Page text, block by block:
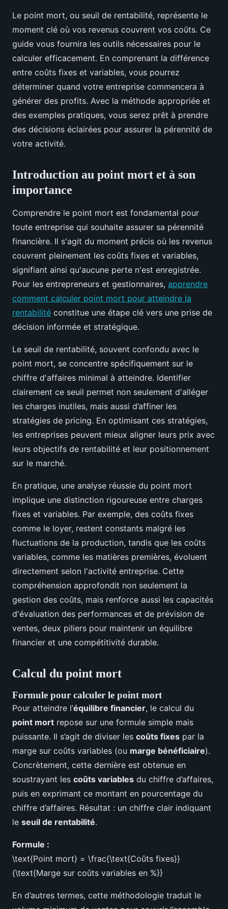
Le point mort, ou seuil de rentabilité, représente le
moment clé où vos revenus couvrent vos coûts. Ce
guide vous fournira les outils nécessaires pour le
calculer efficacement. En comprenant la différence
entre coûts fixes et variables, vous pourrez
déterminer quand votre entreprise commencera à
générer des profits. Avec la méthode appropriée et
des exemples pratiques, vous serez prêt à prendre
des décisions éclairées pour assurer la pérennité de
votre activité.
Introduction au point mort et à son
importance
Comprendre le point mort est fondamental pour
toute entreprise qui souhaite assurer sa pérennité
financière. Il s'agit du moment précis où les revenus
couvrent pleinement les coûts fixes et variables,
signifiant ainsi qu'aucune perte n'est enregistrée.
Pour les entrepreneurs et gestionnaires, apprendre
comment calculer point mort pour atteindre la
rentabilité constitue une étape clé vers une prise de
décision informée et stratégique.
Le seuil de rentabilité, souvent confondu avec le
point mort, se concentre spécifiquement sur le
chiffre d'affaires minimal à atteindre. Identifier
clairement ce seuil permet non seulement d'alléger
les charges inutiles, mais aussi d’affiner les
stratégies de pricing. En optimisant ces stratégies,
les entreprises peuvent mieux aligner leurs prix avec
leurs objectifs de rentabilité et leur positionnement
sur le marché.
En pratique, une analyse réussie du point mort
implique une distinction rigoureuse entre charges
fixes et variables. Par exemple, des coûts fixes
comme le loyer, restent constants malgré les
fluctuations de la production, tandis que les coûts
variables, comme les matières premières, évoluent
directement selon l'activité entreprise. Cette
compréhension approfondit non seulement la
gestion des coûts, mais renforce aussi les capacités
d'évaluation des performances et de prévision de
ventes, deux piliers pour maintenir un équilibre
financier et une compétitivité durable.
Calcul du point mort
Formule pour calculer le point mort
Pour atteindre l’équilibre financier, le calcul du
point mort repose sur une formule simple mais
puissante. Il s’agit de diviser les coûts fixes par la
marge sur coûts variables (ou marge bénéficiaire).
Concrètement, cette dernière est obtenue en
soustrayant les coûts variables du chiffre d’affaires,
puis en exprimant ce montant en pourcentage du
chiffre d’affaires. Résultat : un chiffre clair indiquant
le seuil de rentabilité.
Formule :
\text{Point mort} = \frac{\text{Coûts fixes}}
{\text{Marge sur coûts variables en %}}
En d’autres termes, cette méthodologie traduit le